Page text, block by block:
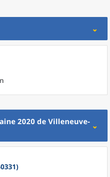
2020 de Villeneuve-